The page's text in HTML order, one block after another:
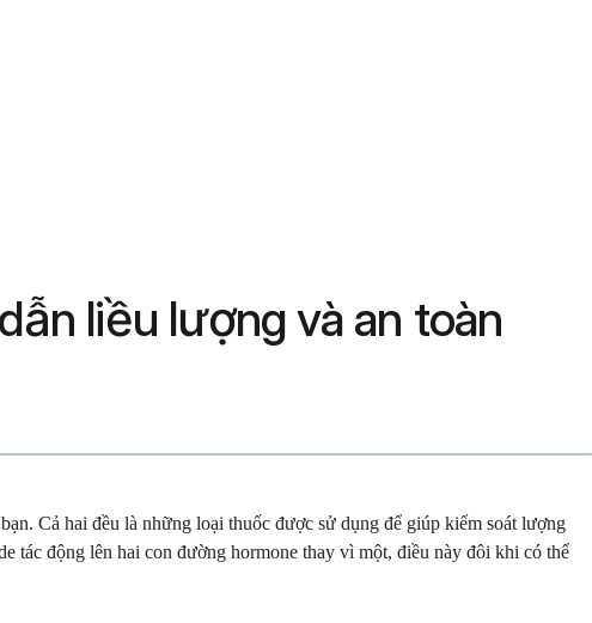
liều lượng và an toàn
Cả hai đều là những loại thuốc được sử dụng để giúp kiểm soát lượng
tác động lên hai con đường hormone thay vì một, điều này đôi khi có thể